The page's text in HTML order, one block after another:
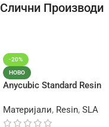
Слични Производи
-20%
НОВО
Anycubic Standard Resin
Материјали, Resin, SLA